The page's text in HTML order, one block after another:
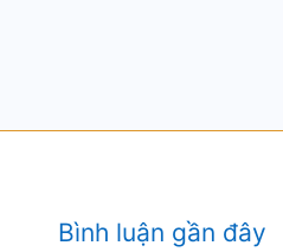
Bình luận gần đây